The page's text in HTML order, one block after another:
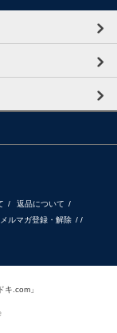
/ 返品について /
メルマガ登録・解除 / /
.com」